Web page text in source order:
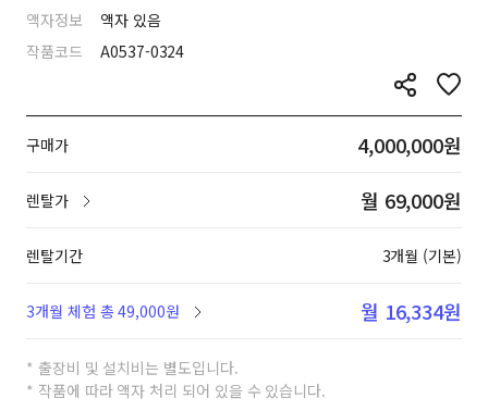
액자정보
액자 있음
작품코드
A0537-0324
구매가 4,000,000원
렌탈가 월 69,000원
렌탈기간 3개월 (기본)
3개월 체험 총 49,000원 월 16,334원
* 출장비 및 설치비는 별도입니다.
* 작품에 따라 액자 처리 되어 있을 수 있습니다.